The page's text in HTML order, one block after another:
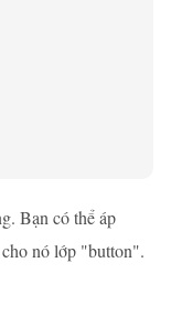
Bạn có thể áp
nó lớp "button".